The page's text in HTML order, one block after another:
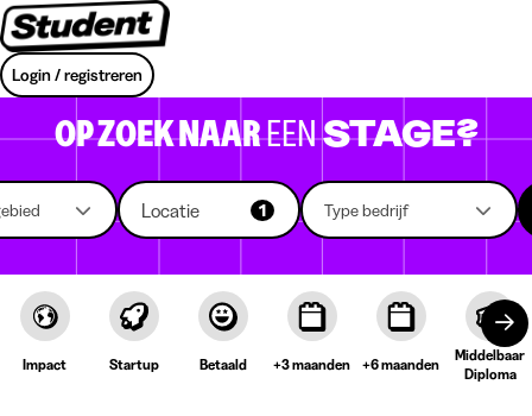
Login / registreren
OP ZOEK NAAREENSTAGE?
Locatie 1 Type bedrijf
Impact Startup Betaald +3 maanden +6 maanden
Middelbaar
Diploma